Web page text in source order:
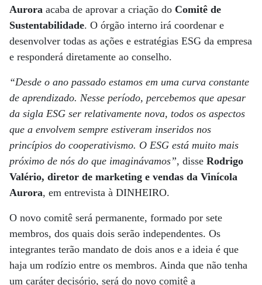
Aurora acaba de aprovar a criação do Comitê de
Sustentabilidade. O órgão interno irá coordenar e
desenvolver todas as ações e estratégias ESG da empresa
e responderá diretamente ao conselho.
“Desde o ano passado estamos em uma curva constante
de aprendizado. Nesse período, percebemos que apesar
da sigla ESG ser relativamente nova, todos os aspectos
que a envolvem sempre estiveram inseridos nos
princípios do cooperativismo. O ESG está muito mais
próximo de nós do que imaginávamos”, disse Rodrigo
Valério, diretor de marketing e vendas da Vinícola
Aurora, em entrevista à DINHEIRO.
O novo comitê será permanente, formado por sete
membros, dos quais dois serão independentes. Os
integrantes terão mandato de dois anos e a ideia é que
haja um rodízio entre os membros. Ainda que não tenha
um caráter decisório, será do novo comitê a